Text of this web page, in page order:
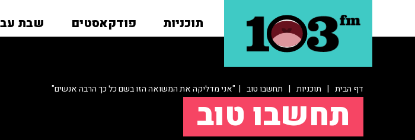
תוכניות פודקאסטים שבת
דף הבית | תוכניות | תחשבו טוב | "אני מדליקה את המשואה הזו בשם כל כך הרבה אנשים"
תחשבו טוב